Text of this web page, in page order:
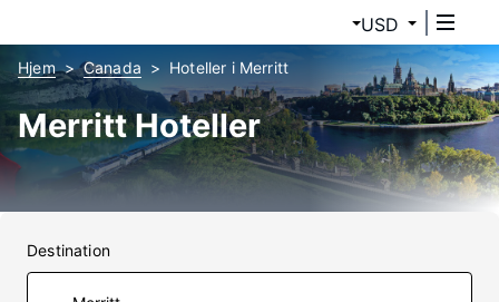
USD
Hjem Canada Hoteller i Merritt
Merritt Hoteller
Destination